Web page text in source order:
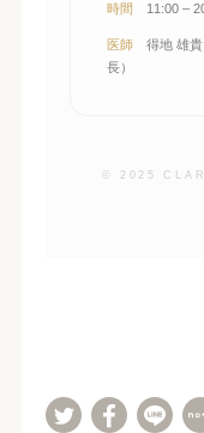
時間 11:00 –
医師
得地 雄
長）
© 2025